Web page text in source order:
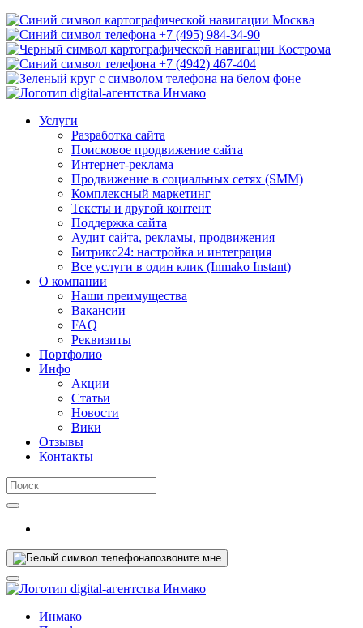
Москва
+7 (495) 984-34-90
Кострома
+7 (4942) 467-404
Услуги
Разработка сайта
Поисковое продвижение сайта
Интернет-реклама
Продвижение в социальных сетях (SMM)
Комплексный маркетинг
Тексты и другой контент
Поддержка сайта
Аудит сайта, рекламы, продвижения
Битрикс24: настройка и интеграция
Все услуги в один клик (Inmako Instant)
О компании
Наши преимущества
Вакансии
FAQ
Реквизиты
Портфолио
Инфо
Акции
Статьи
Новости
Вики
Отзывы
Контакты
позвоните мне
Инмако